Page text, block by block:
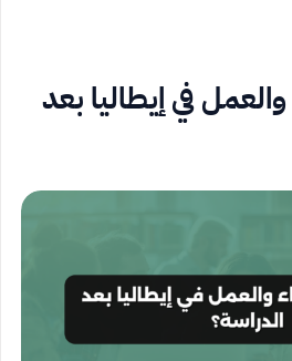
في إيطاليا بعد